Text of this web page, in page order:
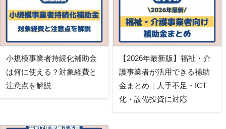
小規模事業者持続化補助金
は何に使える？対象経費と
注意点を解説
【2026年最新版】福祉・介
護事業者が活用できる補助
金まとめ｜人手不足・ICT
化・設備投資に対応